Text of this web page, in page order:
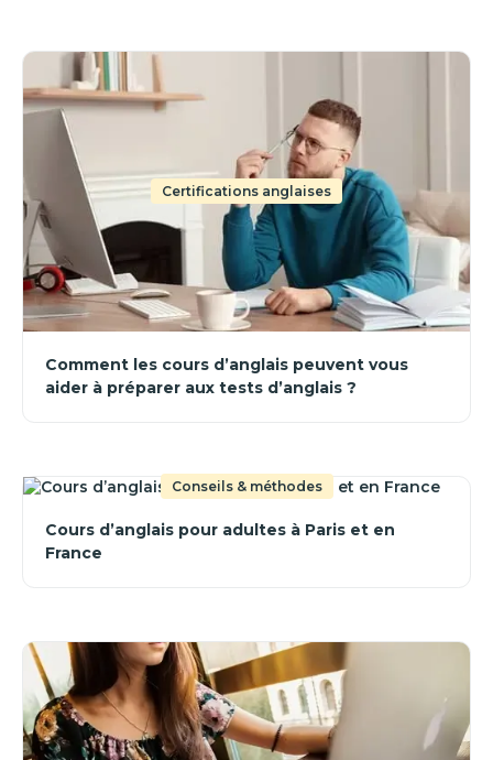
Certifications anglaises
Comment les cours d’anglais peuvent vous
aider à préparer aux tests d’anglais ?
Conseils & méthodes
Cours d’anglais pour adultes à Paris et en
France